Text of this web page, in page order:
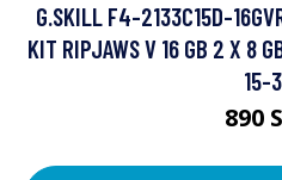
G.SKILL F4-2133C15D-
KIT RIPJAWS V 16 GB 2 X 8
15-
890